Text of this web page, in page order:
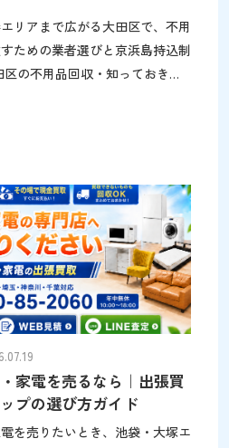
リアまで広がる大田区で、不用
ための業者選びと京浜島持込制
業者は避ける。電話・メールで
ぶ（本ページ掲載の調査結果を
イズに個体差がある品目は事前
レベーターの有無・玄関から道
りが正確になる ③万一の
のある業者を選ぶとトラブルを
トレスの3点について、大田区
を依頼した結果をまとめていま
家電を売るなら｜出張買
プの選び方ガイド
を売りたいとき、池袋・大塚エ